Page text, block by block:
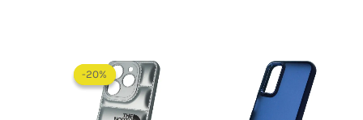
-20%
-20%
precio
original
era:
$ 60.000.